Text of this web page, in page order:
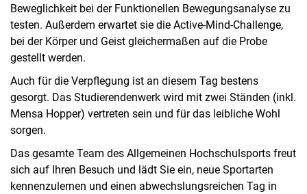
Beweglichkeit bei der Funktionellen Bewegungsanalyse zu
testen. Außerdem erwartet sie die Active-Mind-Challenge,
bei der Körper und Geist gleichermaßen auf die Probe
gestellt werden.
Auch für die Verpflegung ist an diesem Tag bestens
gesorgt. Das Studierendenwerk wird mit zwei Ständen (inkl.
Mensa Hopper) vertreten sein und für das leibliche Wohl
sorgen.
Das gesamte Team des Allgemeinen Hochschulsports freut
sich auf Ihren Besuch und lädt Sie ein, neue Sportarten
kennenzulernen und einen abwechslungsreichen Tag in